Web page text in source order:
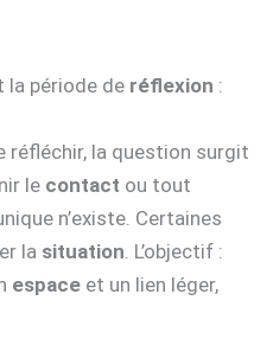
la période de réflexion :
réfléchir, la question surgit
le contact ou tout
n’existe. Certaines
la situation . L’objectif :
espace et un lien léger,